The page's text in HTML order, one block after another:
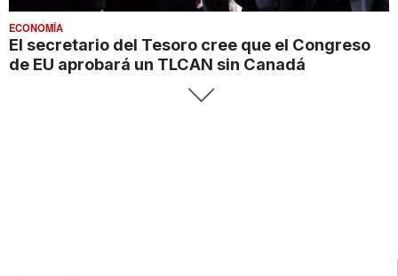
ECONOMÍA
El secretario del Tesoro cree que el Congreso
de EU aprobará un TLCAN sin Canadá